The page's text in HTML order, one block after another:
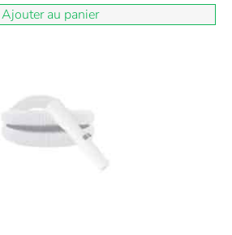
Ajouter au panier